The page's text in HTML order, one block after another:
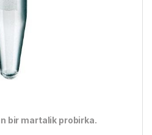
bir martalik probirka.